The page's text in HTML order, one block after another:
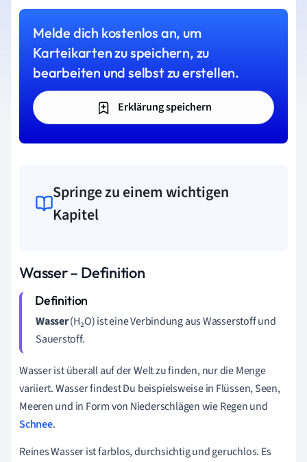
Melde dich kostenlos an, um
Karteikarten zu speichern, zu
bearbeiten und selbst zu erstellen.
Erklärung speichern
Springe zu einem wichtigen
Kapitel
Wasser – Definition
Wasser(H₂O) ist eine Verbindung aus Wasserstoff und
Sauerstoff.
Wasser ist überall auf der Welt zu finden, nur die Menge
variiert. Wasser findest Du beispielsweise in Flüssen, Seen,
Meeren und in Form von Niederschlägen wie Regen und
Schnee.
Reines Wasser ist farblos, durchsichtig und geruchlos. Es